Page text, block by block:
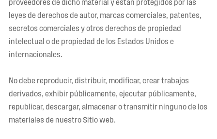
leyes de derechos de autor, marcas comerciales, patentes,
secretos comerciales y otros derechos de propiedad
intelectual o de propiedad de los Estados Unidos e
internacionales.
No debe reproducir, distribuir, modificar, crear trabajos
derivados, exhibir públicamente, ejecutar públicamente,
republicar, descargar, almacenar o transmitir ninguno de los
materiales de nuestro Sitio web.